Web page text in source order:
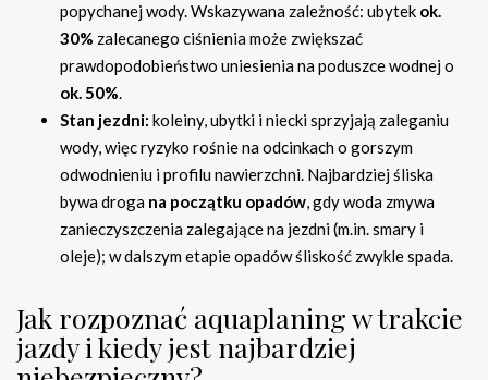
popychanej wody. Wskazywana zależność: ubytek ok.
30% zalecanego ciśnienia może zwiększać
prawdopodobieństwo uniesienia na poduszce wodnej o
ok. 50%.
Stan jezdni: koleiny, ubytki i niecki sprzyjają zaleganiu
wody, więc ryzyko rośnie na odcinkach o gorszym
odwodnieniu i profilu nawierzchni. Najbardziej śliska
bywa droga na początku opadów, gdy woda zmywa
zanieczyszczenia zalegające na jezdni (m.in. smary i
oleje); w dalszym etapie opadów śliskość zwykle spada.
Jak rozpoznać aquaplaning w trakcie
jazdy i kiedy jest najbardziej